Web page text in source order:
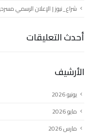
شراع_نيوز | الإعلان الرسمي
أحدث التعليقات
الأرشيف
يونيو 2026
مايو 2026
مارس 2026